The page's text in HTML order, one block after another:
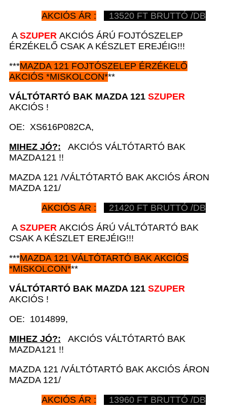
AKCIÓS ÁR :
13520 FT BRUTTÓ /DB
A SZUPER AKCIÓS ÁRÚ FOJTÓSZELEP
ÉRZÉKELŐ CSAK A KÉSZLET EREJÉIG!!!
***MAZDA 121 FOJTÓSZELEP ÉRZÉKELŐ
AKCIÓS *MISKOLCON***
VÁLTÓTARTÓ BAK MAZDA 121 SZUPER
AKCIÓS !
OE: XS616P082CA,
MIHEZ JÓ?: AKCIÓS VÁLTÓTARTÓ BAK
MAZDA121 !!
MAZDA 121 /VÁLTÓTARTÓ BAK AKCIÓS ÁRON
MAZDA 121/
AKCIÓS ÁR :
21420 FT BRUTTÓ /DB
A SZUPER AKCIÓS ÁRÚ VÁLTÓTARTÓ BAK
CSAK A KÉSZLET EREJÉIG!!!
***MAZDA 121 VÁLTÓTARTÓ BAK AKCIÓS
*MISKOLCON***
VÁLTÓTARTÓ BAK MAZDA 121 SZUPER
AKCIÓS !
OE: 1014899,
MIHEZ JÓ?: AKCIÓS VÁLTÓTARTÓ BAK
MAZDA121 !!
MAZDA 121 /VÁLTÓTARTÓ BAK AKCIÓS ÁRON
MAZDA 121/
AKCIÓS ÁR :
13960 FT BRUTTÓ /DB